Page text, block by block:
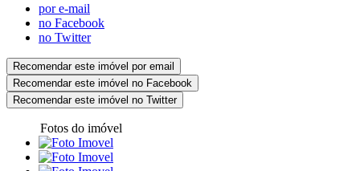
por e-mail
no Facebook
no Twitter
Recomendar este imóvel por email
Recomendar este imóvel no Facebook
Recomendar este imóvel no Twitter
Fotos do imóvel